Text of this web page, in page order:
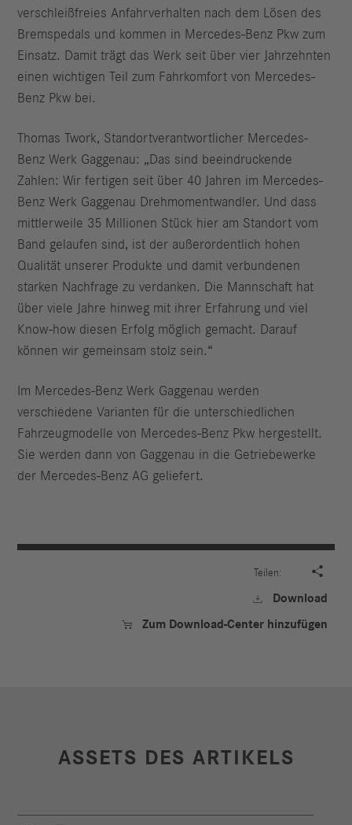
verschleißfreies Anfahrverhalten nach dem Lösen des
Bremspedals und kommen in Mercedes-Benz Pkw zum
Einsatz. Damit trägt das Werk seit über vier Jahrzehnten
einen wichtigen Teil zum Fahrkomfort von Mercedes-
Benz Pkw bei.
Thomas Twork, Standortverantwortlicher Mercedes-
Benz Werk Gaggenau: „Das sind beeindruckende
Zahlen: Wir fertigen seit über 40 Jahren im Mercedes-
Benz Werk Gaggenau Drehmomentwandler. Und dass
mittlerweile 35 Millionen Stück hier am Standort vom
Band gelaufen sind, ist der außerordentlich hohen
Qualität unserer Produkte und damit verbundenen
starken Nachfrage zu verdanken. Die Mannschaft hat
über viele Jahre hinweg mit ihrer Erfahrung und viel
Know-how diesen Erfolg möglich gemacht. Darauf
können wir gemeinsam stolz sein.“
Im Mercedes-Benz Werk Gaggenau werden
verschiedene Varianten für die unterschiedlichen
Fahrzeugmodelle von Mercedes-Benz Pkw hergestellt.
Sie werden dann von Gaggenau in die Getriebewerke
der Mercedes-Benz AG geliefert.
Teilen: 
 Download
 Zum Download-Center hinzufügen
ASSETS DES ARTIKELS